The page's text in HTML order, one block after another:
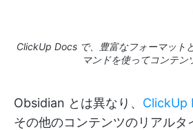
ClickUp Docs で、豊富なフォーマット
マンドを使ってコンテン
Obsidian とは異なり、 ClickUp
その他のコンテンツのリアルタ